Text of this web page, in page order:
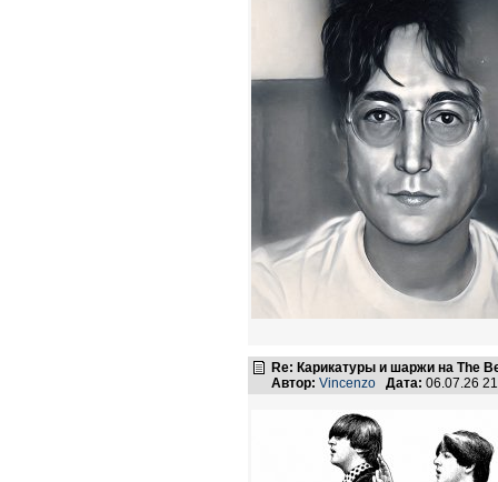
Re: Карикатуры и шаржи на The
Автор: Vincenzo Дата: 06.07.26